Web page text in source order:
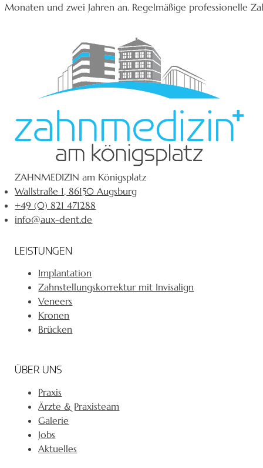
Monaten und zwei Jahren an. Regelmäßige professionelle
ZAHNMEDIZIN am Königsplatz
Wallstraße 1, 86150 Augsburg
+49 (0) 821 471288
info@aux-dent.de
LEISTUNGEN
Implantation
Zahnstellungskorrektur mit Invisalign
Veneers
Kronen
Brücken
ÜBER UNS
Praxis
Ärzte & Praxisteam
Galerie
Jobs
Aktuelles